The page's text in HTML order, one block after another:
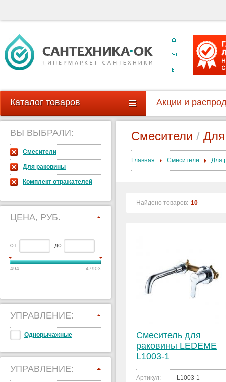
Каталог товаров Акции и
ВЫ ВЫБРАЛИ:
Смесители
Для раковины
Комплект отражателей
ЦЕНА, РУБ.
от до
494 47903
УПРАВЛЕНИЕ:
Однорычажные
УПРАВЛЕНИЕ:
Смесители /
Главная Смесители Для
Найдено товаров: 10
Смеситель для
раковины LEDEME
L1003-1
Артикул:
L1003-1